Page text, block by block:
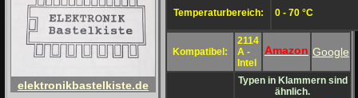
elektronikbastelkiste.de
Temperaturbereich: 0 - 70 °C
Kompatibel:
2114
A -
Intel
Amazon Google
Typen in Klammern sind
ähnlich.